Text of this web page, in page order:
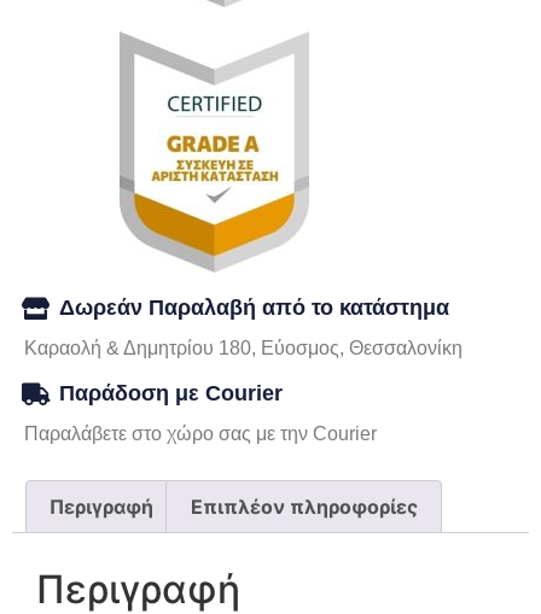
Δωρεάν Παραλαβή από το κατάστημα
Καραολή & Δημητρίου 180, Εύοσμος, Θεσσαλονίκη
Παράδοση με Courier
Παραλάβετε στο χώρο σας με την Courier
Περιγραφή Επιπλέον πληροφορίες
Περιγραφή